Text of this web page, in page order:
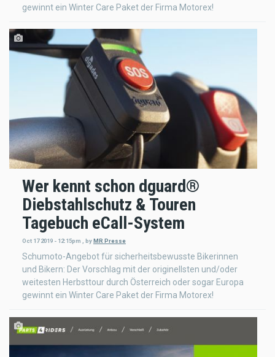
gewinnt ein Winter Care Paket der Firma Motorex!
Wer kennt schon dguard®
Diebstahlschutz & Touren
Tagebuch eCall-System
Oct 17 2019 - 12:15pm byMR Presse
Schumoto-Angebot für sicherheitsbewusste Bikerinnen
und Bikern: Der Vorschlag mit der originellsten und/oder
weitesten Herbsttour durch Österreich oder sogar Europa
gewinnt ein Winter Care Paket der Firma Motorex!